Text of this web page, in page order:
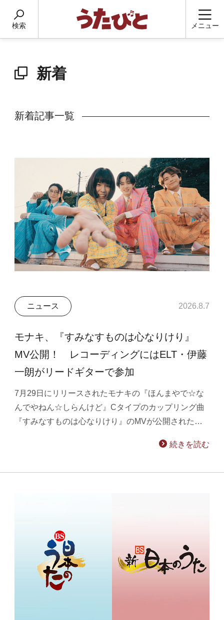
検索 メニュー
新着
新着記事一覧
ニュース 2026.8.7
モナキ、『すみなすものは心なりけり』
MV公開！ レコーディングにはELT・伊藤
一朗がリードギターで参加
7月29日にリリースされたモナキの『ほんまやで☆な
んでやねん☆しらんけど』Cタイプのカップリング曲
『すみなすものは心なりけり』のMVが公開された…
続きを読む